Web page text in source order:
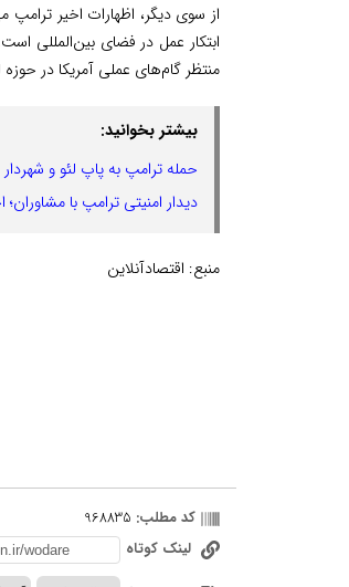
از سوی دیگر، اظهارات اخیر
ابتکار عمل در فضای بین‌المللی
منتظر گام‌های عملی آمریکا در حوزه
بیشتر بخوانید:
حمله ترامپ به پاپ لئو و شهردار
دیدار امنیتی ترامپ با
منبع: اقتصادآنلاین
کد مطلب: 968835
لینک کوتاه